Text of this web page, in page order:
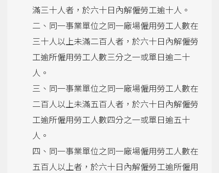
滿三十人者，於六十日內解僱勞工逾十人。
二、同一事業單位之同一廠場僱用勞工人數在
三十人以上未滿二百人者，於六十日內解僱勞
工逾所僱用勞工人數三分之一或單日逾二十
人。
三、同一事業單位之同一廠場僱用勞工人數在
二百人以上未滿五百人者，於六十日內解僱勞
工逾所僱用勞工人數四分之一或單日逾五十
人。
四、同一事業單位之同一廠場僱用勞工人數在
五百人以上者，於六十日內解僱勞工逾所僱用